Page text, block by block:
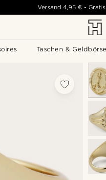
Taschen &
Versand 4,95 € -